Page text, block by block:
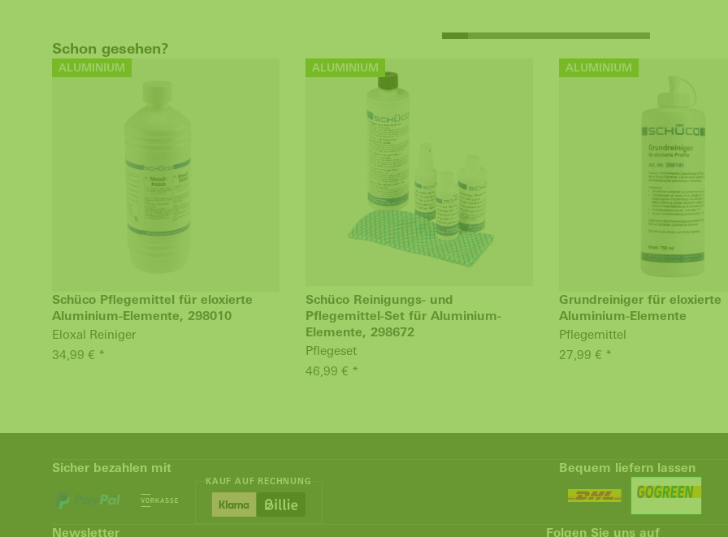
Schon gesehen?
ALUMINIUM
Schüco Pflegemittel für eloxierte
Aluminium-Elemente, 298010
Eloxal Reiniger
34,99 € *
ALUMINIUM
Schüco Reinigungs- und
Pflegemittel-Set für Aluminium-
Elemente, 298672
Pflegeset
46,99 € *
ALUMINIUM
Grundreiniger für eloxierte
Aluminium-Elemente
Pflegemittel
27,99 € *
Sicher bezahlen mit
KAUF AUF RECHNUNG
Bequem liefern lassen
Newsletter Folgen Sie uns auf